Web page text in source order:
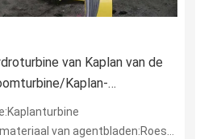
van Kaplan van de
Kaplan-
voor Waterhoofd 2m -
van agentbladen:Roestvrij staal CNC